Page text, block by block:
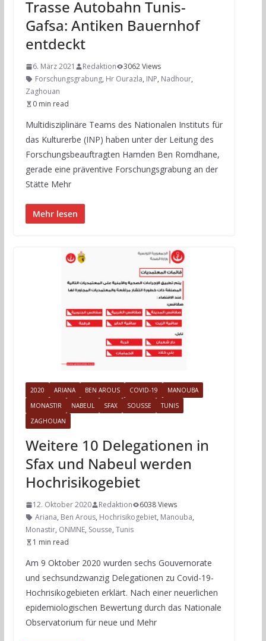
Trasse Autobahn Tunis-
Gafsa: Antiken Bauernhof
entdeckt
6. März 2021 Redaktion
3062 Views
Forschungsgrabung, Hr Ourazla, INP, Nadhour,
Zaghouan
0 min read
Multidisziplinäre Teams des Nationalen Instituts für
das Kulturerbe (INP) haben unter der Leitung des
Forschungsbeauftragten Hamden Ben Romdhane,
gerade eine präventive Forschungsgrabung an der
Stätte Mehr
Mehr lesen
2020 ARIANA BEN AROUS COVID-19
MANOUBA
MONASTIR
NABEUL SFAX SOUSSE
TUNIS
ZAGHOUAN
Weitere 10 Delegationen in
Sfax und Nabeul werden
Hochrisikogebiet
12. Oktober 2020 Redaktion
6038 Views
Ariana, Ben Arous, Hochrisikogebiet, Manouba,
Monastir, ONMNE, Sousse, Tunis
1 min read
Am 9 Oktober 2020 wurden sechs Gouvernorate
und sechsundzwanzig Delegationen zu Covid-19-
Hochrisikogebieten erklärt. Nach einer neuerlichen
epidemiologischen Bewertung durch das Nationale
Observatorium für neue und Mehr